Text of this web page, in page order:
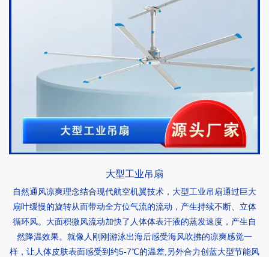
大型工业吊扇
自然通风凉爽理念结合现代航空机翼技术，大型工业吊扇通过巨大
扇叶缓慢的旋转从而带动全方位气流的流动，产生持续不断、立体
循环风。大面积微风流动加快了人体体表汗液的蒸发速度，产生自
然降温效果。就像人刚刚游泳出海后感受海风吹拂的凉爽感觉一
样，让人体皮肤表面感受到约5-7℃的温差,另外合力创蓝大型节能风